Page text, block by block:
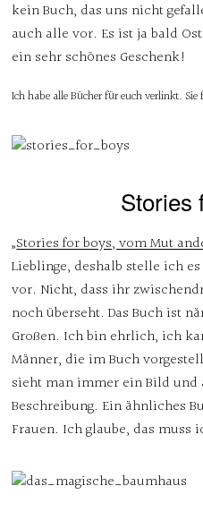
kein Buch, das uns nicht
auch alle vor. Es ist ja bald
ein sehr schönes Geschenk!
Ich habe alle Bücher für euch verlinkt.
Stories
„Stories for boys, vom Mut
Lieblinge, deshalb stelle ich
vor. Nicht, dass ihr
noch überseht. Das Buch ist
Großen. Ich bin ehrlich, ich
Männer, die im Buch
sieht man immer ein Bild und
Beschreibung. Ein ähnliches
Frauen. Ich glaube, das muss